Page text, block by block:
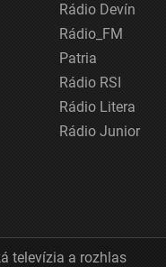
Rádio Devín
Rádio_FM
Patria
Rádio RSI
Rádio Litera
Rádio Junior
televízia a rozhlas